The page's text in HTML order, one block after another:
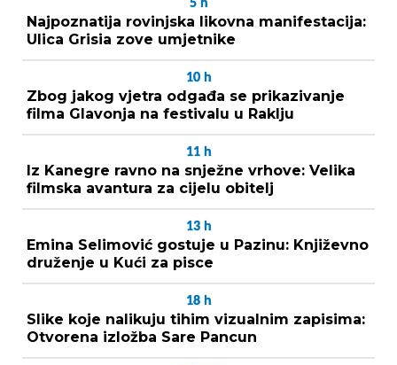
5 h
Najpoznatija rovinjska likovna manifestacija:
Ulica Grisia zove umjetnike
10 h
Zbog jakog vjetra odgađa se prikazivanje
filma Glavonja na festivalu u Raklju
11 h
Iz Kanegre ravno na snježne vrhove: Velika
filmska avantura za cijelu obitelj
13 h
Emina Selimović gostuje u Pazinu: Književno
druženje u Kući za pisce
18 h
Slike koje nalikuju tihim vizualnim zapisima:
Otvorena izložba Sare Pancun